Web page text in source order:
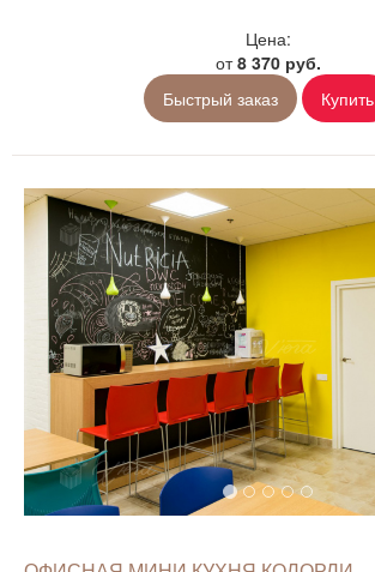
Цена:
от8 370 руб.
Быстрый заказ
Купить